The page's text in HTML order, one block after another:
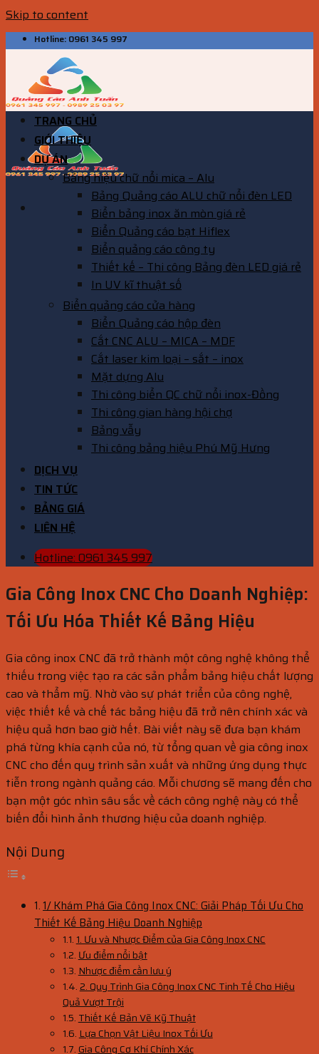
Skip to content
Hotline: 0961 345 997
TRANG CHỦ
GIỚI THIỆU
DỰ ÁN
Bảng hiệu chữ nổi mica – Alu
Bảng Quảng cáo ALU chữ nổi đèn LED
Biển bảng inox ăn mòn giá rẻ
Biển Quảng cáo bạt Hiflex
Biển quảng cáo công ty
Thiết kế – Thi công Bảng đèn LED giá rẻ
In UV kĩ thuật số
Biển quảng cáo cửa hàng
Biển Quảng cáo hộp đèn
Cắt CNC ALU – MICA – MDF
Cắt laser kim loại – sắt – inox
Mặt dựng Alu
Thi công biển QC chữ nổi inox-Đồng
Thi công gian hàng hội chợ
Bảng vẫy
Thi công bảng hiệu Phú Mỹ Hưng
DỊCH VỤ
TIN TỨC
BẢNG GIÁ
LIÊN HỆ
Hotline: 0961 345 997
Gia Công Inox CNC Cho Doanh Nghiệp:
Tối Ưu Hóa Thiết Kế Bảng Hiệu
Gia công inox CNC đã trở thành một công nghệ không thể
thiếu trong việc tạo ra các sản phẩm bảng hiệu chất lượng
cao và thẩm mỹ. Nhờ vào sự phát triển của công nghệ,
việc thiết kế và chế tác bảng hiệu đã trở nên chính xác và
hiệu quả hơn bao giờ hết. Bài viết này sẽ đưa bạn khám
phá từng khía cạnh của nó, từ tổng quan về gia công inox
CNC cho đến quy trình sản xuất và những ứng dụng thực
tiễn trong ngành quảng cáo. Mỗi chương sẽ mang đến cho
bạn một góc nhìn sâu sắc về cách công nghệ này có thể
biến đổi hình ảnh thương hiệu của doanh nghiệp.
Nội Dung
1/ Khám Phá Gia Công Inox CNC: Giải Pháp Tối Ưu Cho
Thiết Kế Bảng Hiệu Doanh Nghiệp
1. Ưu và Nhược Điểm của Gia Công Inox CNC
Ưu điểm nổi bật
Nhược điểm cần lưu ý
2. Quy Trình Gia Công Inox CNC Tinh Tế Cho Hiệu
Quả Vượt Trội
Thiết Kế Bản Vẽ Kỹ Thuật
Lựa Chọn Vật Liệu Inox Tối Ưu
Gia Công Cơ Khí Chính Xác